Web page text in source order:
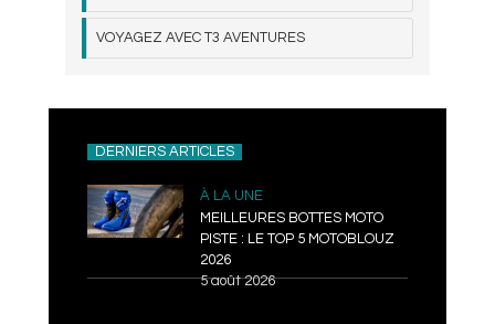
VOYAGEZ AVEC T3 AVENTURES
DERNIERS ARTICLES
À LA UNE
MEILLEURES BOTTES MOTO
PISTE : LE TOP 5 MOTOBLOUZ
2026
5 août 2026